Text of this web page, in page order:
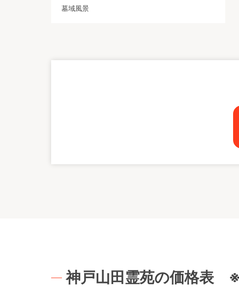
墓域風景
神戸山田霊苑の価格表 ※